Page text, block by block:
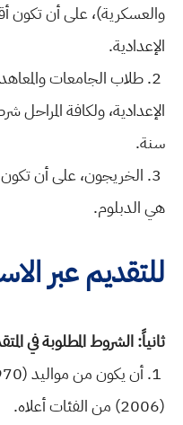
والعسكرية)، على أن تكون
الإعدادية.
2. طلاب الجامعات
سنة.
3. الخريجون، على أن
هي الدبلوم.
للتقديم عبر
ثانياً: الشروط المطلوبة في
(2006) من الفئات أعلاه.